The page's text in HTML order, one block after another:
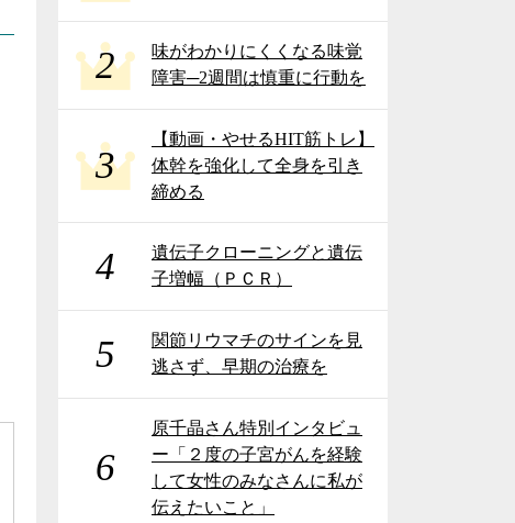
2
味がわかりにくくなる味覚
障害─2週間は慎重に行動を
3
【動画・やせるHIT筋トレ】
体幹を強化して全身を引き
締める
4
遺伝子クローニングと遺伝
子増幅（ＰＣＲ）
5
関節リウマチのサインを見
逃さず、早期の治療を
6
原千晶さん特別インタビュ
ー「２度の子宮がんを経験
して女性のみなさんに私が
伝えたいこと」